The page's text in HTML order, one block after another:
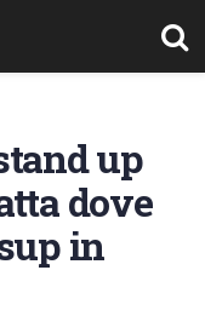
up
dove
in